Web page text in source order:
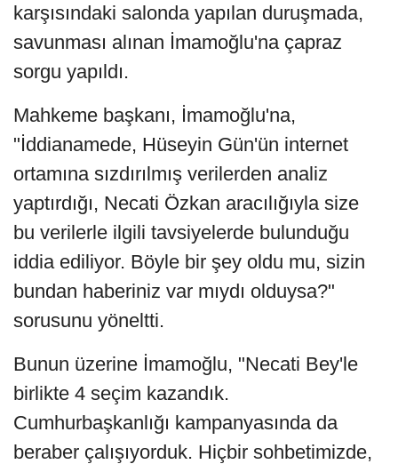
karşısındaki salonda yapılan duruşmada,
savunması alınan İmamoğlu'na çapraz
sorgu yapıldı.
Mahkeme başkanı, İmamoğlu'na,
"İddianamede, Hüseyin Gün'ün internet
ortamına sızdırılmış verilerden analiz
yaptırdığı, Necati Özkan aracılığıyla size
bu verilerle ilgili tavsiyelerde bulunduğu
iddia ediliyor. Böyle bir şey oldu mu, sizin
bundan haberiniz var mıydı olduysa?"
sorusunu yöneltti.
Bunun üzerine İmamoğlu, "Necati Bey'le
birlikte 4 seçim kazandık.
Cumhurbaşkanlığı kampanyasında da
beraber çalışıyorduk. Hiçbir sohbetimizde,